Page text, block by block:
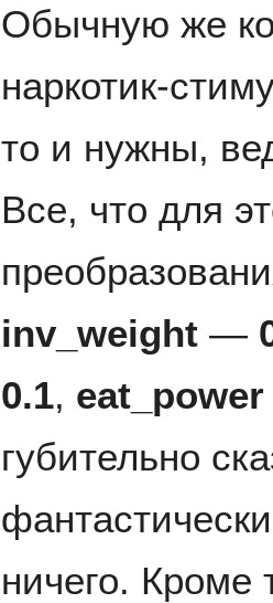
Обычную же
наркотик-
то и нужны,
Все, что для
inv_weight —
0.1, eat_power
губительно
ничего. Кроме